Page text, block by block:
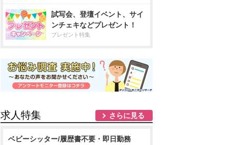
試写会、登壇イベント、サイ
ンチェキなどプレゼント！
プレゼント特集
求人特集 さらに見る
ベビーシッター/履歴書不要・即日勤務